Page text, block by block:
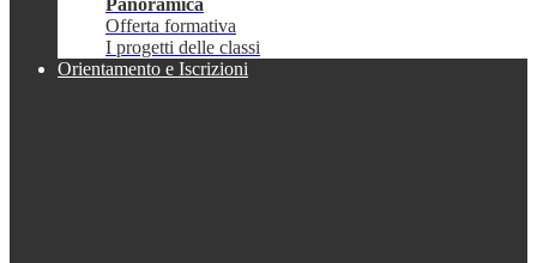
Panoramica
Offerta formativa
I progetti delle classi
Orientamento e Iscrizioni